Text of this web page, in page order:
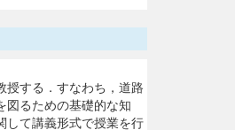
授する．すなわち，道路
図るための基礎的な知
して講義形式で授業を行